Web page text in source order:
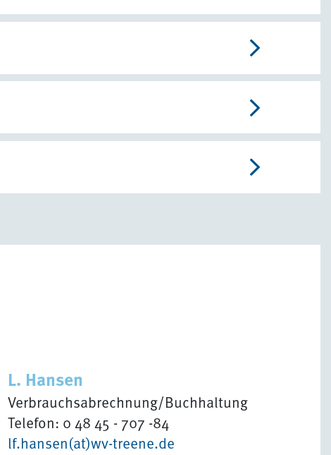
L. Hansen
Verbrauchsabrechnung/Buchhaltung
Telefon: 0 48 45 - 707 -84
lf.hansen(at)wv-treene.de